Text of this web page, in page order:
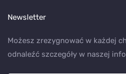
Newsletter
Możesz zrezygnować w każdej
odnaleźć szczegóły w naszej